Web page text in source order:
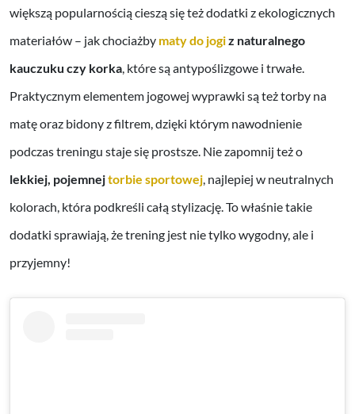
większą popularnością cieszą się też dodatki z ekologicznych
materiałów – jak chociażby maty do jogiz naturalnego
kauczuku czy korka , które są antypoślizgowe i trwałe.
Praktycznym elementem jogowej wyprawki są też torby na
matę oraz bidony z filtrem, dzięki którym nawodnienie
podczas treningu staje się prostsze. Nie zapomnij też o
lekkiej, pojemnejtorbie sportowej , najlepiej w neutralnych
kolorach, która podkreśli całą stylizację. To właśnie takie
dodatki sprawiają, że trening jest nie tylko wygodny, ale i
przyjemny!